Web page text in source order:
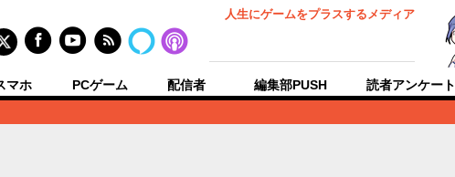
人生にゲームをプラスするメディア
マホ PCゲーム 配信者 編集部PUSH 読者アンケート